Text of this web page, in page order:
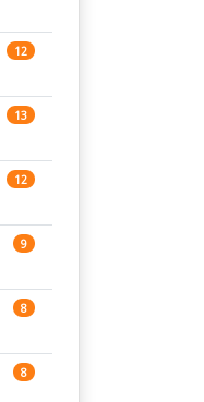
12
13
12
9
8
8